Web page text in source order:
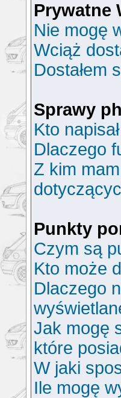
Prywatne
Nie mogę
Wciąż
Dostałem
Sprawy
Kto
Dlaczego
Z kim
Punkty
Czym są
Kto może
Dlaczego
Jak mogę
które
W jaki
Ile mogę